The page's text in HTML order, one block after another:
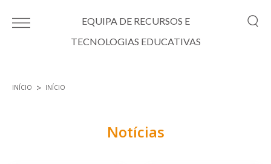
EQUIPA DE RECURSOS E
TECNOLOGIAS EDUCATIVAS
INÍCIO INÍCIO
Notícias